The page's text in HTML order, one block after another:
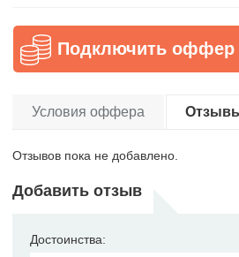
Подключить оффер
Условия оффера
Отзывов пока не добавлено.
Добавить отзыв
Достоинства: